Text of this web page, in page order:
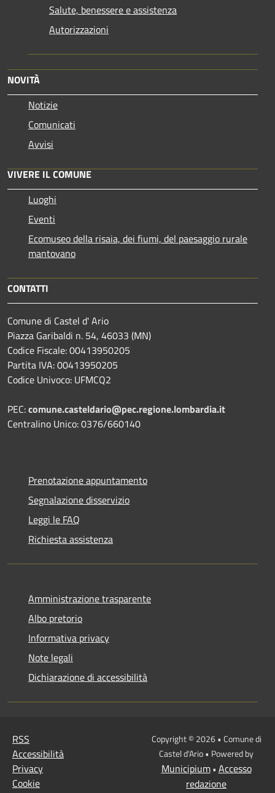
Salute, benessere e assistenza
Autorizzazioni
NOVITÀ
Notizie
Comunicati
Avvisi
VIVERE IL COMUNE
Luoghi
Eventi
Ecomuseo della risaia, dei fiumi, del paesaggio rurale
mantovano
CONTATTI
Comune di Castel d' Ario
Piazza Garibaldi n. 54, 46033 (MN)
Codice Fiscale: 00413950205
Partita IVA: 00413950205
Codice Univoco: UFMCQ2
PEC:comune.casteldario@pec.regione.lombardia.it
Centralino Unico: 0376/660140
Prenotazione appuntamento
Segnalazione disservizio
Leggi le FAQ
Richiesta assistenza
Amministrazione trasparente
Albo pretorio
Informativa privacy
Note legali
Dichiarazione di accessibilità
RSS
Accessibilità
Privacy
Cookie
Copyright © 2026 • Comune di
Castel d'Ario • Powered by
Municipium• Accesso
redazione